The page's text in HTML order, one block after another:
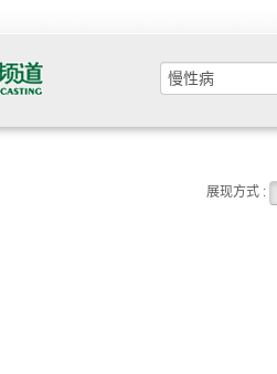
展现方式 :